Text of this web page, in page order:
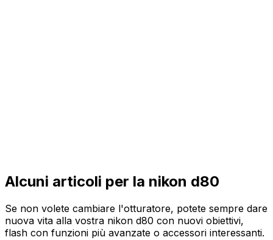
Alcuni articoli per la nikon d80
Se non volete cambiare l'otturatore, potete sempre dare
nuova vita alla vostra nikon d80 con nuovi obiettivi,
flash con funzioni più avanzate o accessori interessanti.